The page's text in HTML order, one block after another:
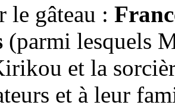
le gâteau :
(parmi lesquels
et la
et à leur